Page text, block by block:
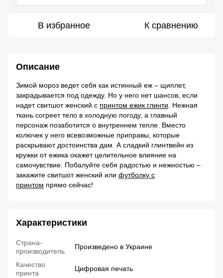
В избранное К сравнению
Описание
Зимой мороз ведет себя как истинный еж – щиплет,
закрадывается под одежду. Но у него нет шансов, если
надет свитшот женский с принтом ежик глинти . Нежная
ткань согреет тело в холодную погоду, а главный
персонаж позаботится о внутреннем тепле. Вместо
колючек у него всевозможные приправы, которые
раскрывают достоинства дам. А сладкий глинтвейн из
кружки от ежика окажет целительное влияние на
самочувствие. Побалуйте себя радостью и нежностью –
закажите свитшот женский или футболку с
принтом прямо сейчас!
Характеристики
Страна-
производитель
Произведено в Украине
Качество
принта
Цифровая печать